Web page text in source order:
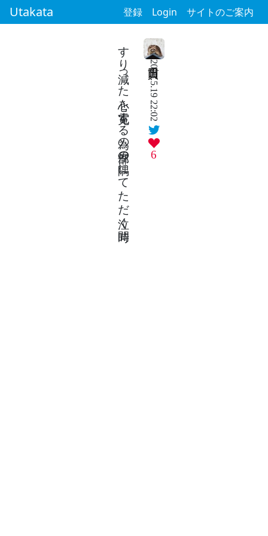
Utakata 登録 Login サイトのご案内
2026.5.19 22:02
6
すり減った心を充電する為の部屋の隅にてただ泣く時間